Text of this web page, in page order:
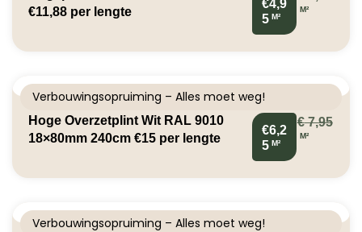
€11,88 per lengte
€4,9
5 M²
M²
Verbouwingsopruiming – Alles moet weg!
Hoge Overzetplint Wit RAL 9010
18×80mm 240cm €15 per lengte
€6,2
5 M²
€7,95
M²
Verbouwingsopruiming – Alles moet weg!